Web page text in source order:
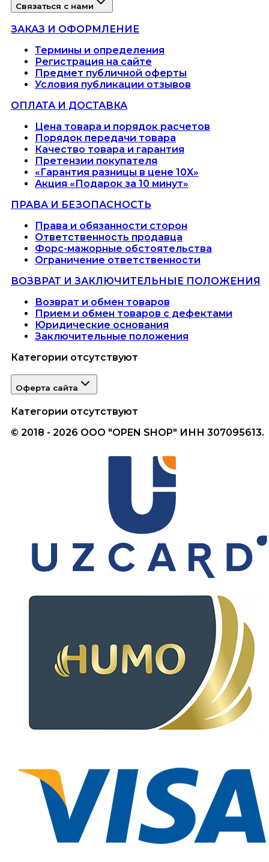
Связаться с нами
ЗАКАЗ И ОФОРМЛЕНИЕ
Термины и определения
Регистрация на сайте
Предмет публичной оферты
Условия публикации отзывов
ОПЛАТА И ДОСТАВКА
Цена товара и порядок расчетов
Порядок передачи товара
Качество товара и гарантия
Претензии покупателя
«Гарантия разницы в цене 10X»
Акция «Подарок за 10 минут»
ПРАВА И БЕЗОПАСНОСТЬ
Права и обязанности сторон
Ответственность продавца
Форс-мажорные обстоятельства
Ограничение ответственности
ВОЗВРАТ И ЗАКЛЮЧИТЕЛЬНЫЕ ПОЛОЖЕНИЯ
Возврат и обмен товаров
Прием и обмен товаров с дефектами
Юридические основания
Заключительные положения
Категории отсутствуют
Оферта сайта
Категории отсутствуют
© 2018 - 2026 ООО "OPEN SHOP" ИНН 307095613.